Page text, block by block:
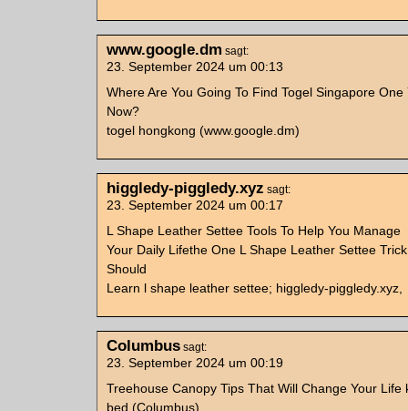
www.google.dm sagt:
23. September 2024 um 00:13
Where Are You Going To Find Togel Singapore One
Now?
togel hongkong (www.google.dm)
higgledy-piggledy.xyz sagt:
23. September 2024 um 00:17
L Shape Leather Settee Tools To Help You Manage
Your Daily Lifethe One L Shape Leather Settee
Should
Learn l shape leather settee; higgledy-piggledy.xyz,
Columbus sagt:
23. September 2024 um 00:19
Treehouse Canopy Tips That Will Change Your Life
bed (Columbus)